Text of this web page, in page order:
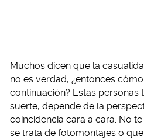
Muchos dicen que la
no es verdad, ¿entonces
continuación? Estas personas
suerte, depende de la
coincidencia cara a cara. No
se trata de fotomontajes o